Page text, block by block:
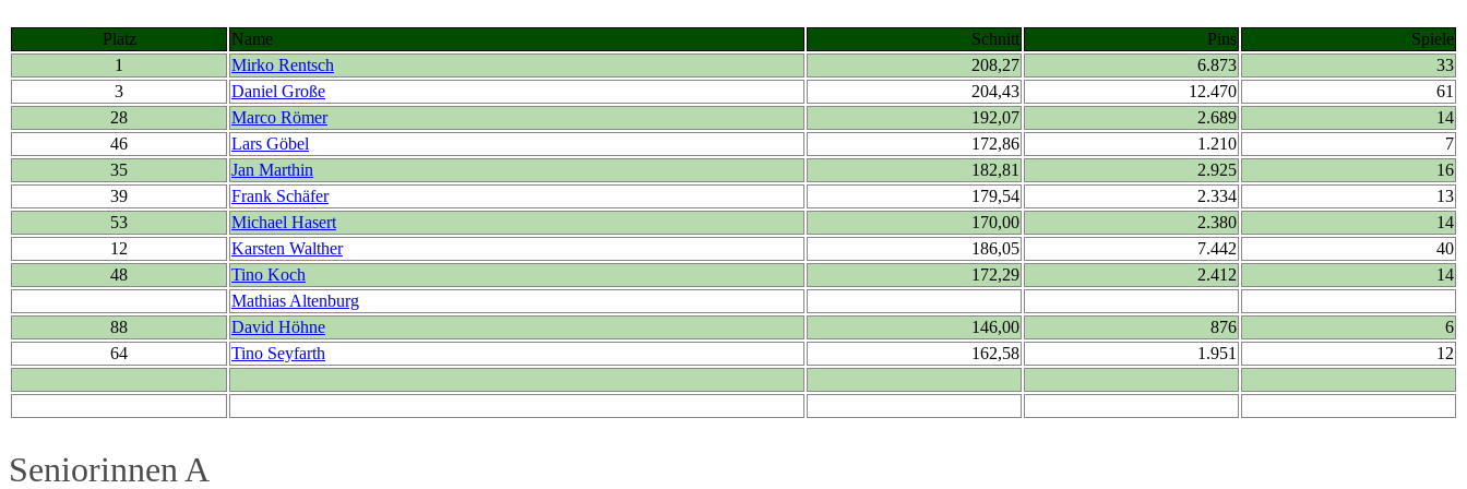
Platz Name Schnitt Pins
Spiele
1
Mirko Rentsch 208,27 6.873
33
3
Daniel Große 204,43 12.470
61
28
Marco Römer 192,07 2.689
14
46
Lars Göbel 172,86 1.210
7
35
Jan Marthin 182,81 2.925
16
39
Frank Schäfer 179,54 2.334
13
53
Michael Hasert 170,00 2.380
14
12
Karsten Walther 186,05 7.442
40
48
Tino Koch 172,29 2.412
14
Mathias Altenburg
88
David Höhne 146,00 876
6
64
Tino Seyfarth 162,58 1.951 12
Seniorinnen A